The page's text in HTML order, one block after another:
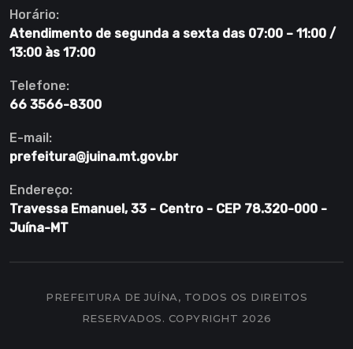
Horário:
Atendimento de segunda a sexta das 07:00 – 11:00 /
13:00 às 17:00
Telefone:
66 3566-8300
E-mail:
prefeitura@juina.mt.gov.br
Endereço:
Travessa Emanuel, 33 - Centro - CEP 78.320-000 -
Juína-MT
PREFEITURA DE JUÍNA, TODOS OS DIREITOS
RESERVADOS. COPYRIGHT 2026